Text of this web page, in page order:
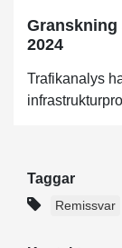
2024
Trafikanalys
Taggar
Remissvar